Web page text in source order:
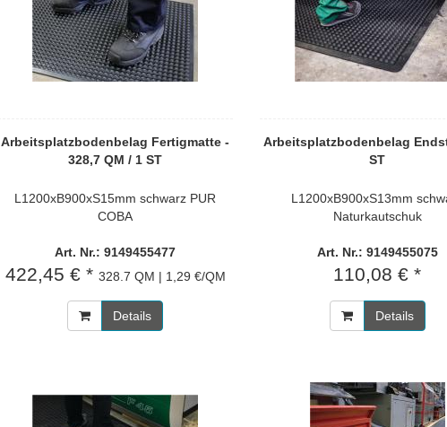
Arbeitsplatzbodenbelag Fertigmatte -
328,7 QM / 1 ST
L1200xB900xS15mm schwarz PUR
COBA
Art. Nr.: 9149455477
422,45 € * 328.7 QM | 1,29 €/QM
Details
Arbeitsplatzbodenbelag
ST
L1200xB900xS13mm
Naturkautschuk
Art. Nr.: 9149455075
110,08 € *
Details